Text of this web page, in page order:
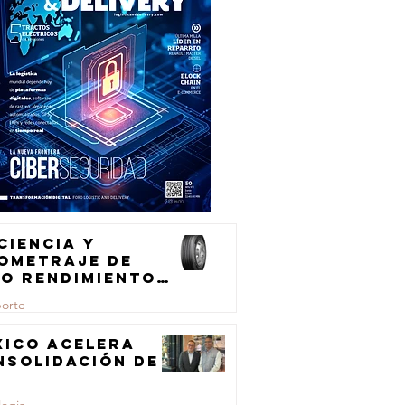
y
de
rendimiento
de
acelera
de